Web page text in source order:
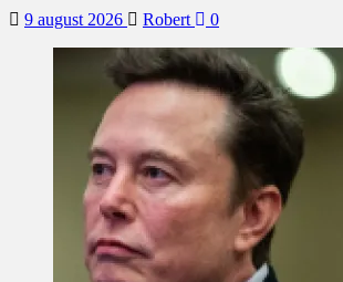
9 august 2026 Robert 0